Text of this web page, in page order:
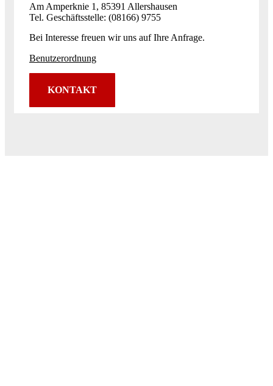
Am Amperknie 1, 85391 Allershausen
Tel. Geschäftsstelle: (08166) 9755
Bei Interesse freuen wir uns auf Ihre Anfrage.
Benutzerordnung
KONTAKT